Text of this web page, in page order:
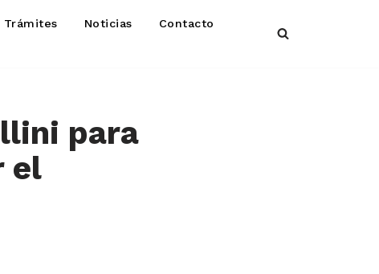
Trámites Noticias
Contacto
para
el